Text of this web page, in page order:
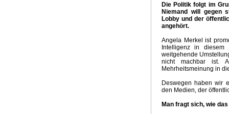
Die Politik folgt im
Niemand will gegen
Lobby und der
angehört.
Angela Merkel ist
Intelligenz in
weitgehende
nicht machbar ist.
Mehrheitsmeinung in
Deswegen haben wir
den Medien, der
Man fragt sich, wie